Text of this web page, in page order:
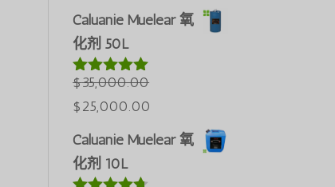
为：
$60,000.00。
前
Caluanie Muelear 氧
化剂 50L
评分5.00
&sol; 5
$35,000.00
原
为：
$35,000.00。
$25,000.00
前
Caluanie Muelear 氧
化剂 10L